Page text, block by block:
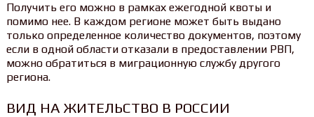
Получить его можно в рамках ежегодной квоты и
помимо нее. В каждом регионе может быть выдано
только определенное количество документов, поэтому
если в одной области отказали в предоставлении РВП,
можно обратиться в миграционную службу другого
региона.
ВИД НА ЖИТЕЛЬСТВО В РОССИИ